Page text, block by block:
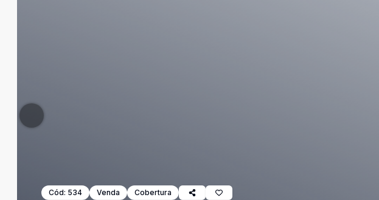
Cód: 534 Venda Cobertura